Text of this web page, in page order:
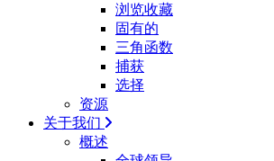
浏览收藏
固有的
三角函数
捕获
选择
资源
关于我们
概述